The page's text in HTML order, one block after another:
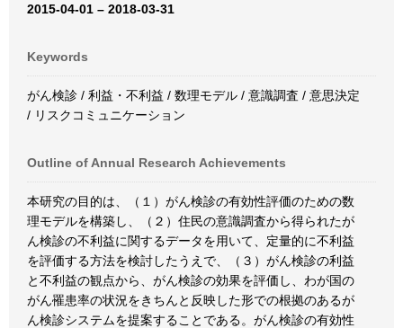
2015-04-01 – 2018-03-31
Keywords
がん検診 / 利益・不利益 / 数理モデル / 意識調査 / 意思決定
/ リスクコミュニケーション
Outline of Annual Research Achievements
本研究の目的は、（１）がん検診の有効性評価のための数
理モデルを構築し、（２）住民の意識調査から得られたが
ん検診の不利益に関するデータを用いて、定量的に不利益
を評価する方法を検討したうえで、（３）がん検診の利益
と不利益の観点から、がん検診の効果を評価し、わが国の
がん罹患率の状況をきちんと反映した形での根拠のあるが
ん検診システムを提案することである。がん検診の有効性